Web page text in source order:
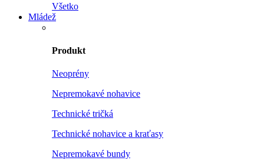
Všetko
Mládež
Produkt
Neoprény
Nepremokavé nohavice
Technické tričká
Technické nohavice a kraťasy
Nepremokavé bundy